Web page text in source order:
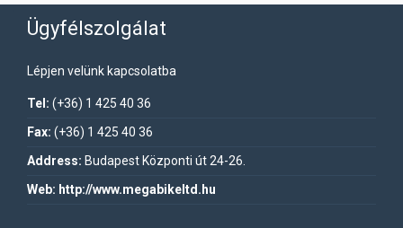
Ügyfélszolgálat
Lépjen velünk kapcsolatba
Tel: (+36) 1 425 40 36
Fax: (+36) 1 425 40 36
Address: Budapest Központi út 24-26.
Web: http://www.megabikeltd.hu